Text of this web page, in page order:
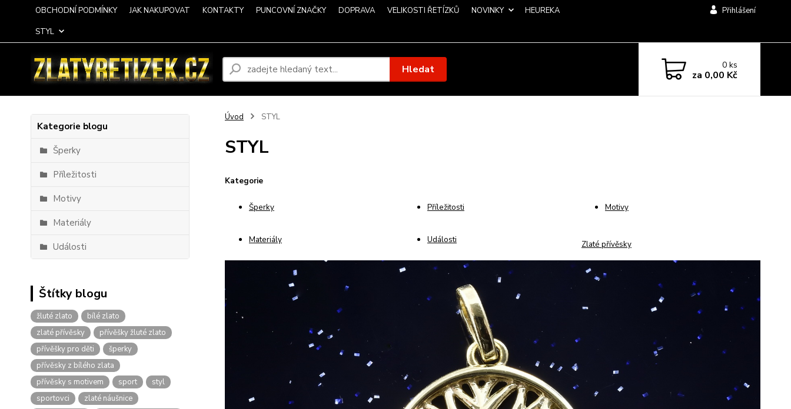
OBCHODNÍ PODMÍNKY JAK NAKUPOVAT KONTAKTY PUNCOVNÍ ZNAČKY DOPRAVA VELIKOSTI ŘETÍZKŮ NOVINKY
HEUREKA
STYL
Přihlášení
Hledat 0ks
za 0,00 Kč
Kategorie blogu
Šperky
Příležitosti
Motivy
Materiály
Události
Štítky blogu
žluté zlato
bílé zlato
zlaté přívěsky
přívěšky žluté zlato
přívěšky pro děti
šperky
přívěsky z bílého zlata
přívěsky s motivem
sport
styl
sportovci
zlaté náušnice
Úvod STYL
STYL
Kategorie
Šperky Příležitosti Motivy
Materiály Události Zlaté přívěsky